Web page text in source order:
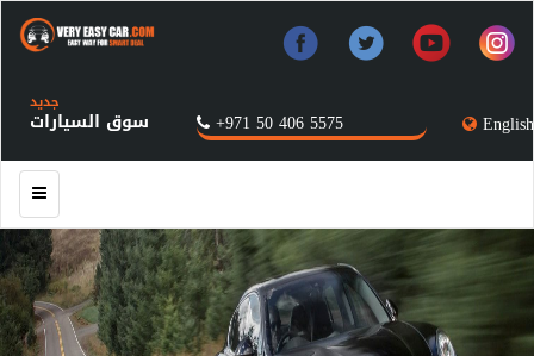
English
+971 50 406 5575 سوق السيارات
جديد